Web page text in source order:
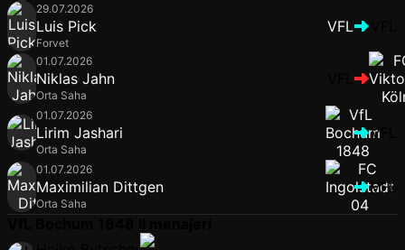
29.07.2026
Luis Pick
Forvet
VFL
01.07.2026
Niklas Jahn
Orta Saha
01.07.2026
Lirim Jashari
Orta Saha
VFL
01.07.2026
Maximilian Dittgen
Orta Saha
VFL